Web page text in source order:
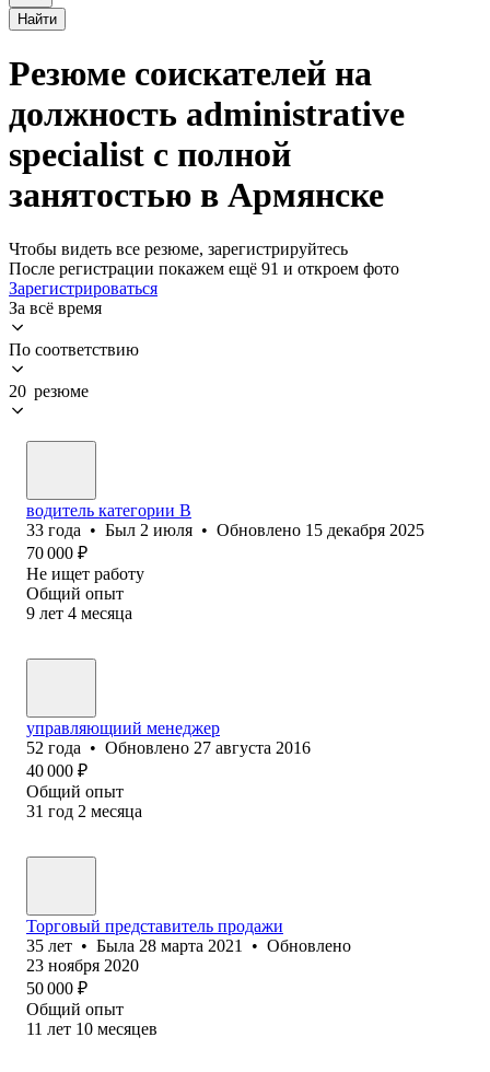
Найти
Резюме соискателей на
должность administrative
specialist с полной
занятостью в Армянске
Чтобы видеть все резюме, зарегистрируйтесь
После регистрации покажем ещё 91 и откроем фото
Зарегистрироваться
За всё время
По соответствию
20 резюме
водитель категории В
33 года • Был 2 июля • Обновлено 15 декабря 2025
70 000 ₽
Не ищет работу
Общий опыт
9 лет 4 месяца
управляющиий менеджер
52 года • Обновлено 27 августа 2016
40 000 ₽
Общий опыт
31 год 2 месяца
Торговый представитель продажи
35 лет • Была 28 марта 2021 • Обновлено
23 ноября 2020
50 000 ₽
Общий опыт
11 лет 10 месяцев